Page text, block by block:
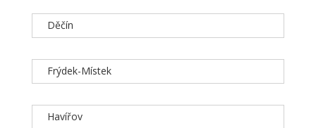
Děčín
Frýdek-Místek
Havířov